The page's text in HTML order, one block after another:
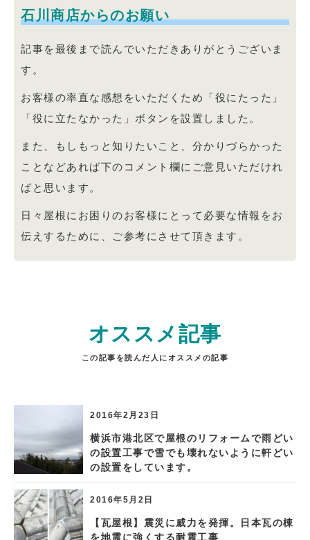
石川商店からのお願い
記事を最後まで読んでいただきありがとうございま
す。
お客様の率直な感想をいただくため「役にたった」
「役に立たなかった」ボタンを設置しました。
また、もしもっと知りたいこと、分かりづらかった
ことなどあれば下のコメント欄にご意見いただけれ
ばと思います。
日々屋根にお困りのお客様にとって必要な情報をお
伝えするために、ご参考にさせて頂きます。
オススメ記事
この記事を読んだ人にオススメの記事
2016年2月23日
横浜市港北区で屋根のリフォームで雨どい
の設置工事で雪でも壊れないように軒どい
の設置をしています。
2016年5月2日
【瓦屋根】震災に威力を発揮。日本瓦の棟
を地震に強くする耐震工事